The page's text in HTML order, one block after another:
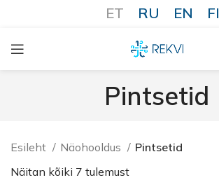
ET RU EN FI
Pintsetid
Esileht Näohooldus
Pintsetid
Näitan kõiki 7 tulemust